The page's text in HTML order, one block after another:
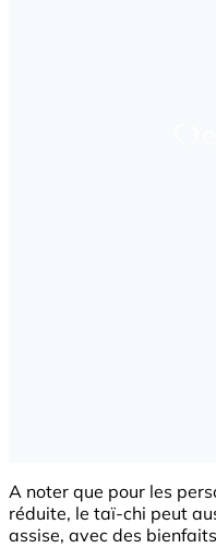
A noter que pour les
réduite, le taï-chi peut
assise, avec des